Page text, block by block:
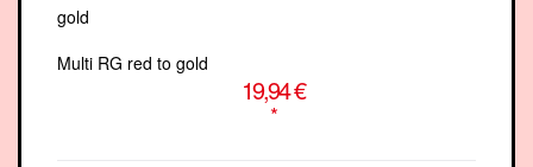
Multi RG red to gold
19,94 €
*